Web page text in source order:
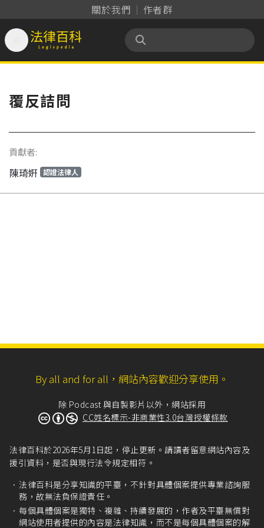
關於我們 作者群
法律百科 Legispedia
覆反詰問
貢獻者:
陳琦姸 認證法律人
By all and for all，網站內容歡迎分享使用。
除 Podcast 與自製影片以外，網站採用
CC姓名標示-非商業性3.0台灣授權條款
法律百科於2026年5月1日起，停止更新。請讀者留意網站內容及
援引資料，是否與現行法令規定相符。
法律百科是分享知識的平臺，不針對具體個案提供專業諮詢服
務，故無法負保證責任。
每個具體個案是獨特、複雜、持續發展的，作者及平臺無償對
網站使用者提供的內容是法律知識，而不是每個具體個案的解